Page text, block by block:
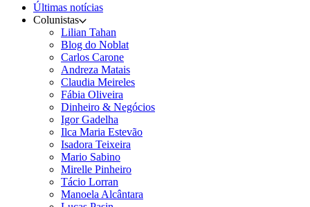
Últimas notícias
Colunistas
Lilian Tahan
Blog do Noblat
Carlos Carone
Andreza Matais
Claudia Meireles
Fábia Oliveira
Dinheiro & Negócios
Igor Gadelha
Ilca Maria Estevão
Isadora Teixeira
Mario Sabino
Mirelle Pinheiro
Tácio Lorran
Manoela Alcântara